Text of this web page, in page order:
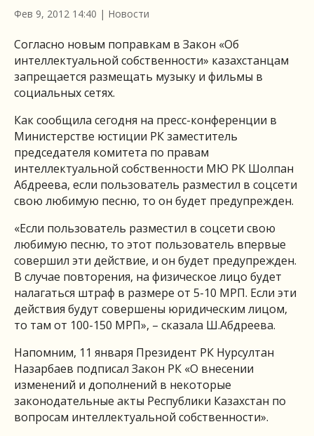
Фев 9, 2012 14:40 | Новости
Согласно новым поправкам в Закон «Об
интеллектуальной собственности» казахстанцам
запрещается размещать музыку и фильмы в
социальных сетях.
Как сообщила сегодня на пресс-конференции в
Министерстве юстиции РК заместитель
председателя комитета по правам
интеллектуальной собственности МЮ РК Шолпан
Абдреева, если пользователь разместил в соцсети
свою любимую песню, то он будет предупрежден.
«Если пользователь разместил в соцсети свою
любимую песню, то этот пользователь впервые
совершил эти действие, и он будет предупрежден.
В случае повторения, на физическое лицо будет
налагаться штраф в размере от 5-10 МРП. Если эти
действия будут совершены юридическим лицом,
то там от 100-150 МРП», – сказала Ш.Абдреева.
Напомним, 11 января Президент РК Нурсултан
Назарбаев подписал Закон РК «О внесении
изменений и дополнений в некоторые
законодательные акты Республики Казахстан по
вопросам интеллектуальной собственности».